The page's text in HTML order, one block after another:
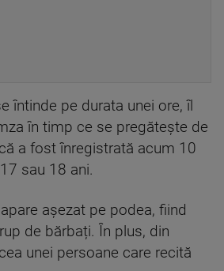
întinde pe durata unei ore, îl
în timp ce se pregătește de
a fost înregistrată acum 10
sau 18 ani.
așezat pe podea, fiind
de bărbați. În plus, din
unei persoane care recită